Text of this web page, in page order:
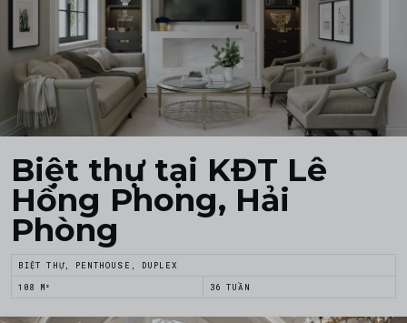
Biệt thự tại KĐT Lê
Hồng Phong, Hải
Phòng
BIỆT THỰ, PENTHOUSE, DUPLEX
108 M² 36 TUẦN